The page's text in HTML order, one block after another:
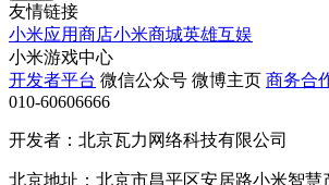
友情链接
小米应用商店小米商城英雄互娱
小米游戏中心
开发者平台 微信公众号 微博主页 商务合
010-60606666
开发者：北京瓦力网络科技有限公司
北京地址：北京市昌平区安居路小米智慧